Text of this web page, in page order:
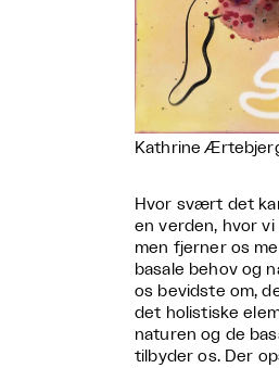
Kathrine
Hvor svært det
en verden, hvor
men fjerner os
basale behov og
os bevidste om,
det holistiske
naturen og de
tilbyder os. Der